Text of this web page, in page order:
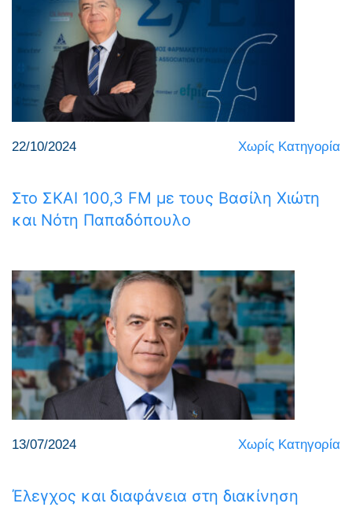
22/10/2024 Χωρίς Κατηγορία
Στο ΣΚΑΙ 100,3 FM με τους Βασίλη Χιώτη
και Νότη Παπαδόπουλο
13/07/2024 Χωρίς Κατηγορία
Έλεγχος και διαφάνεια στη διακίνηση